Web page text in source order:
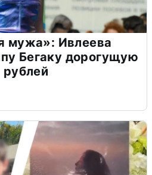
мужа»: Ивлеева
Бегаку дорогущую
рублей